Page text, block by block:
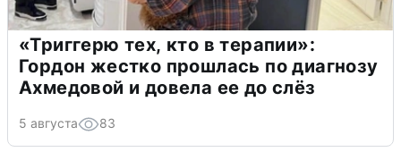
«Триггерю тех, кто в терапии»:
Гордон жестко прошлась по диагнозу
Ахмедовой и довела ее до слёз
5 августа 83